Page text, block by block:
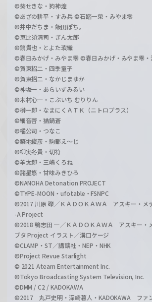
©葵せきな・狗神煌
©あざの耕平・すみ兵 ©石踏一榮・みやま零
©井中だちま・飯田ぽち。
©恵比須清司・ぎん太郎
©鏡貴也・とよた瑣織
©春日みかげ・みやま零 ©春日みかげ・みやま零・
©賀東招二・四季童子
©賀東招二・なかじまゆか
©神坂一・あらいずみるい
©木村心一・こぶいち むりりん
©榊一郎・なまにくＡＴＫ（ニトロプラス）
©細音啓・猫鍋蒼
©橘公司・つなこ
©築地俊彦・駒都え～じ
©柳実冬貴・切符
©羊太郎・三嶋くろね
©諸星悠・甘味みきひろ
©NANOHA Detonation PROJECT
©TYPE-MOON・ufotable・FSNPC
©2017 川原 礫／ＫＡＤＯＫＡＷＡ アスキー・メ
-A Project
©2018 鴨志田 一／ＫＡＤＯＫＡＷＡ アスキー・
ブタ Project イラスト／溝口ケージ
©CLAMP・ST／講談社・NEP・NHK
©Project Revue Starlight
© 2021 Ateam Entertainment Inc.
©Tokyo Broadcasting System Television, Inc.
©DMM / C2 / KADOKAWA
©2017 丸戸史明・深崎暮人・KADOKAWA ファ